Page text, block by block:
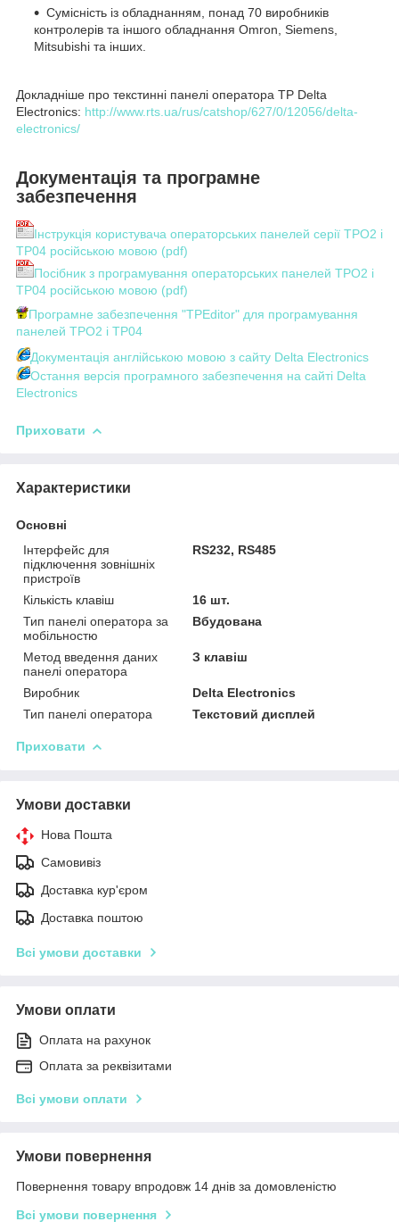
Сумісність із обладнанням, понад 70 виробників
контролерів та іншого обладнання Omron, Siemens,
Mitsubishi та інших.
Докладніше про текстинні панелі оператора TP Delta
Electronics: http://www.rts.ua/rus/catshop/627/0/12056/delta-
electronics/
Документація та програмне
забезпечення
Інструкція користувача операторських панелей серії ТРО2 і
ТР04 російською мовою (pdf)
Посібник з програмування операторських панелей ТРО2 і
ТР04 російською мовою (pdf)
Програмне забезпечення "TPEditor" для програмування
панелей ТРО2 і ТР04
Документація англійською мовою з сайту Delta Electronics
Остання версія програмного забезпечення на сайті Delta
Electronics
Приховати
Характеристики
Основні
Інтерфейс для
підключення зовнішніх
пристроїв
RS232, RS485
Кількість клавіш
16 шт.
Тип панелі оператора за
мобільностю
Вбудована
Метод введення даних
панелі оператора
З клавіш
Виробник
Delta Electronics
Тип панелі оператора
Текстовий дисплей
Приховати
Умови доставки
Нова Пошта
Самовивіз
Доставка кур'єром
Доставка поштою
Всі умови доставки
Умови оплати
Оплата на рахунок
Оплата за реквізитами
Всі умови оплати
Умови повернення
Повернення товару впродовж 14 днів за домовленістю
Всі умови повернення